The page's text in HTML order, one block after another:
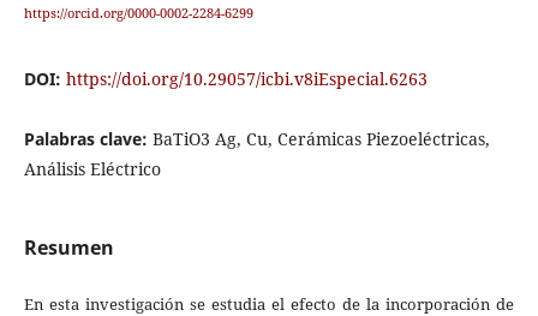
https://orcid.org/0000-0002-2284-6299
DOI: https://doi.org/10.29057/icbi.v8iEspecial.6263
Palabras clave: BaTiO3 Ag, Cu, Cerámicas Piezoeléctricas,
Análisis Eléctrico
Resumen
En esta investigación se estudia el efecto de la incorporación de